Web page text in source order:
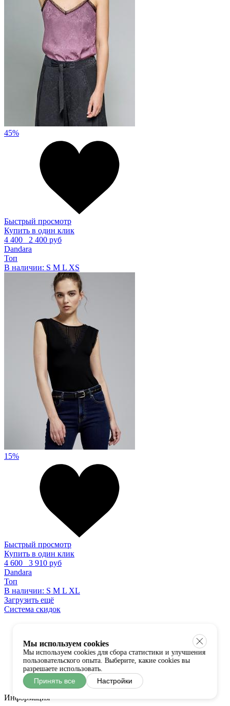
45%
Быстрый просмотр
Купить в один клик
4 400
2 400 руб
Dandara
Топ
В наличии: S M L XS
15%
Быстрый просмотр
Купить в один клик
4 600
3 910 руб
Dandara
Топ
В наличии: S M L XL
Загрузить ещё
Система скидок
Информация
Мы используем cookies
Мы используем cookies для сбора статистики и улучшения
пользовательского опыта. Выберите, какие cookies вы
разрешаете использовать.
Принять все Настройки